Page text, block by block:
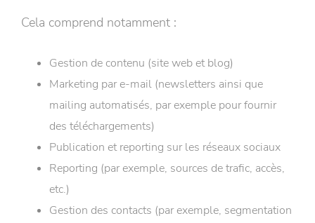
Cela comprend notamment :
Gestion de contenu (site web et blog)
Marketing par e-mail (newsletters ainsi que
mailing automatisés, par exemple pour fournir
des téléchargements)
Publication et reporting sur les réseaux sociaux
Reporting (par exemple, sources de trafic, accès,
etc.)
Gestion des contacts (par exemple, segmentation